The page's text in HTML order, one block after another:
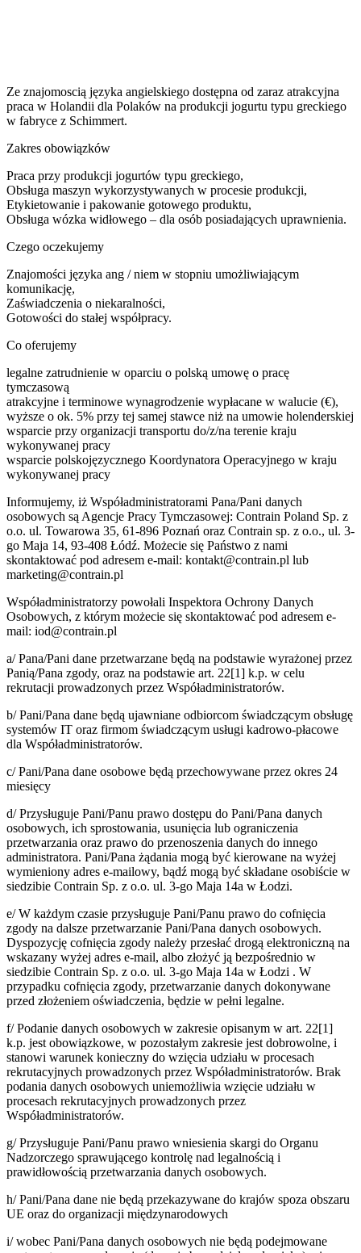
Ze znajomoscią języka angielskiego dostępna od zaraz atrakcyjna
praca w Holandii dla Polaków na produkcji jogurtu typu greckiego
w fabryce z Schimmert.
Zakres obowiązków
Praca przy produkcji jogurtów typu greckiego,
Obsługa maszyn wykorzystywanych w procesie produkcji,
Etykietowanie i pakowanie gotowego produktu,
Obsługa wózka widłowego – dla osób posiadających uprawnienia.
Czego oczekujemy
Znajomości języka ang / niem w stopniu umożliwiającym
komunikację,
Zaświadczenia o niekaralności,
Gotowości do stałej współpracy.
Co oferujemy
legalne zatrudnienie w oparciu o polską umowę o pracę
tymczasową
atrakcyjne i terminowe wynagrodzenie wypłacane w walucie (€),
wyższe o ok. 5% przy tej samej stawce niż na umowie holenderskiej
wsparcie przy organizacji transportu do/z/na terenie kraju
wykonywanej pracy
wsparcie polskojęzycznego Koordynatora Operacyjnego w kraju
wykonywanej pracy
Informujemy, iż Współadministratorami Pana/Pani danych
osobowych są Agencje Pracy Tymczasowej: Contrain Poland Sp. z
o.o. ul. Towarowa 35, 61-896 Poznań oraz Contrain sp. z o.o., ul. 3-
go Maja 14, 93-408 Łódź. Możecie się Państwo z nami
skontaktować pod adresem e-mail: kontakt@contrain.pl lub
marketing@contrain.pl
Współadministratorzy powołali Inspektora Ochrony Danych
Osobowych, z którym możecie się skontaktować pod adresem e-
mail: iod@contrain.pl
a/ Pana/Pani dane przetwarzane będą na podstawie wyrażonej przez
Panią/Pana zgody, oraz na podstawie art. 22[1] k.p. w celu
rekrutacji prowadzonych przez Współadministratorów.
b/ Pani/Pana dane będą ujawniane odbiorcom świadczącym obsługę
systemów IT oraz firmom świadczącym usługi kadrowo-płacowe
dla Współadministratorów.
c/ Pani/Pana dane osobowe będą przechowywane przez okres 24
miesięcy
d/ Przysługuje Pani/Panu prawo dostępu do Pani/Pana danych
osobowych, ich sprostowania, usunięcia lub ograniczenia
przetwarzania oraz prawo do przenoszenia danych do innego
administratora. Pani/Pana żądania mogą być kierowane na wyżej
wymieniony adres e-mailowy, bądź mogą być składane osobiście w
siedzibie Contrain Sp. z o.o. ul. 3-go Maja 14a w Łodzi.
e/ W każdym czasie przysługuje Pani/Panu prawo do cofnięcia
zgody na dalsze przetwarzanie Pani/Pana danych osobowych.
Dyspozycję cofnięcia zgody należy przesłać drogą elektroniczną na
wskazany wyżej adres e-mail, albo złożyć ją bezpośrednio w
siedzibie Contrain Sp. z o.o. ul. 3-go Maja 14a w Łodzi . W
przypadku cofnięcia zgody, przetwarzanie danych dokonywane
przed złożeniem oświadczenia, będzie w pełni legalne.
f/ Podanie danych osobowych w zakresie opisanym w art. 22[1]
k.p. jest obowiązkowe, w pozostałym zakresie jest dobrowolne, i
stanowi warunek konieczny do wzięcia udziału w procesach
rekrutacyjnych prowadzonych przez Współadministratorów. Brak
podania danych osobowych uniemożliwia wzięcie udziału w
procesach rekrutacyjnych prowadzonych przez
Współadministratorów.
g/ Przysługuje Pani/Panu prawo wniesienia skargi do Organu
Nadzorczego sprawującego kontrolę nad legalnością i
prawidłowością przetwarzania danych osobowych.
h/ Pani/Pana dane nie będą przekazywane do krajów spoza obszaru
UE oraz do organizacji międzynarodowych
i/ wobec Pani/Pana danych osobowych nie będą podejmowane